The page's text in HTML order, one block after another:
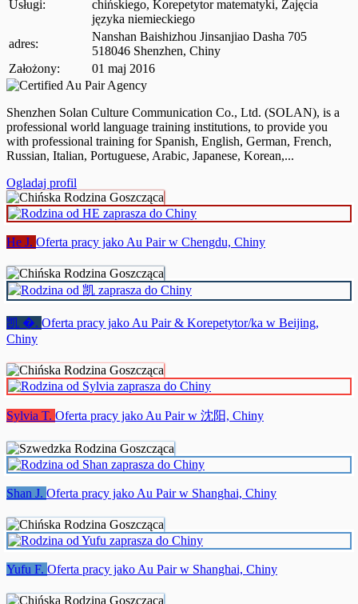
Usługi:
chińskiego, Korepetytor matematyki, Zajęcia
języka niemieckiego
adres:
Nanshan Baishizhou Jinsanjiao Dasha 705
518046 Shenzhen, Chiny
Założony:
01 maj 2016
Shenzhen Solan Culture Communication Co., Ltd. (SOLAN), is a
professional world language training institutions, to provide you
with professional training for Spanish, English, German, French,
Russian, Italian, Portuguese, Arabic, Japanese, Korean,...
Ogladaj profil
He J. Oferta pracy jako Au Pair w Chengdu, Chiny
凯 �. Oferta pracy jako Au Pair & Korepetytor/ka w Beijing,
Chiny
Sylvia T. Oferta pracy jako Au Pair w 沈阳, Chiny
Shan J. Oferta pracy jako Au Pair w Shanghai, Chiny
Yufu F. Oferta pracy jako Au Pair w Shanghai, Chiny